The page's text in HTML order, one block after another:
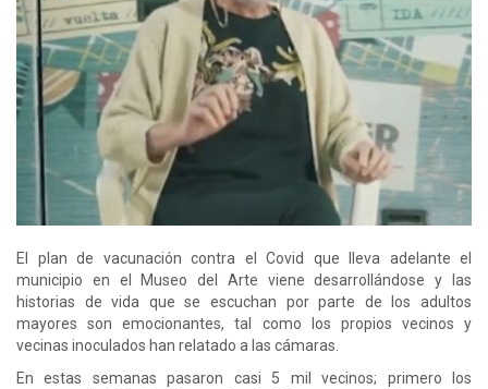
El plan de vacunación contra el Covid que lleva adelante el
municipio en el Museo del Arte viene desarrollándose y las
historias de vida que se escuchan por parte de los adultos
mayores son emocionantes, tal como los propios vecinos y
vecinas inoculados han relatado a las cámaras.
En estas semanas pasaron casi 5 mil vecinos; primero los